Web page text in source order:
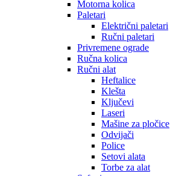
Motorna kolica
Paletari
Električni paletari
Ručni paletari
Privremene ograde
Ručna kolica
Ručni alat
Heftalice
Klešta
Ključevi
Laseri
Mašine za pločice
Odvijači
Police
Setovi alata
Torbe za alat